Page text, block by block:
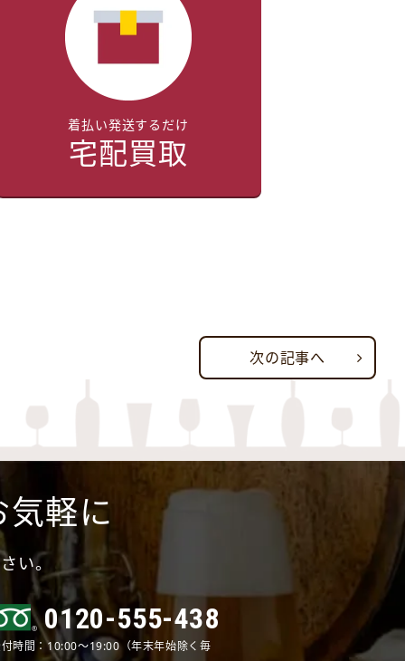
着払い発送するだけ
宅配買取
次の記事へ
軽に
い。
0120-555-438
時間：10:00～19:00（年末年始除く毎